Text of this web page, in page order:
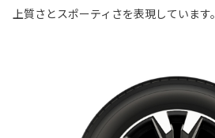
上質さとスポーティさを表現しています。